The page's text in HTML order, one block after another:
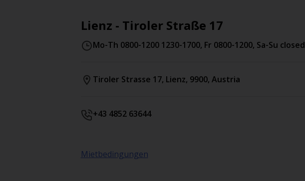
Lienz - Tiroler Straße 17
Mo-Th 0800-1200 1230-1700, Fr 0800-1200, Sa-Su closed
Tiroler Strasse 17, Lienz, 9900, Austria
+43 4852 63644
Mietbedingungen